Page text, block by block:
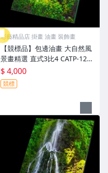
彩藝精品店 掛畫 油畫 裝飾畫
【競標品】包邊油畫 大自然風
景畫精選 直式3比4 CATP-123
11 93x68cm 印刷複製畫 台灣
製藝術掛畫 客製化全新品 裝潢
布置擺飾優選 藝術高級品
$ 4,000
競標